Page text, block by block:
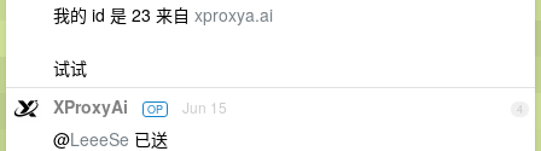
我的 id 是 23 来自 xproxya.ai
试试
4
XProxyAi OP Jun 15
@LeeeSe 已送